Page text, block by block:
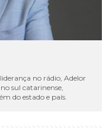
no rádio, Adelor
sul catarinense,
do estado e país.